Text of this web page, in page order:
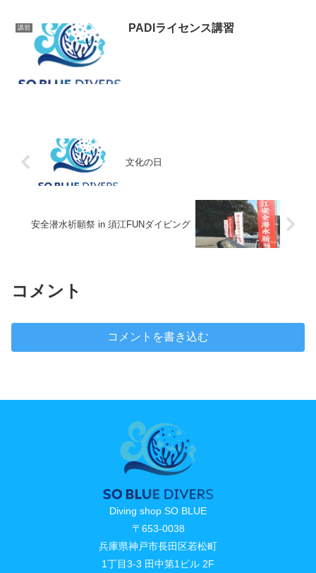
講習 PADIライセンス講習
文化の日
安全潜水祈願祭 in 須江FUNダイビング
コメント
コメントを書き込む
Diving shop SO BLUE
〒653-0038
兵庫県神戸市長田区若松町
1丁目3-3 田中第1ビル 2F